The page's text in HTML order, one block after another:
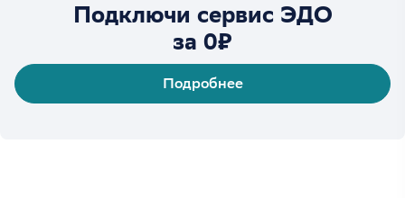
Подключи сервис ЭДО
за 0₽
Подробнее